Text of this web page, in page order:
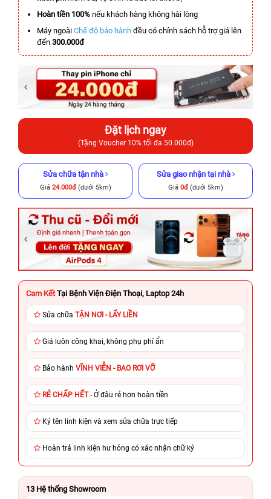
Hoàn tiền 100% nếu khách hàng không hài lòng
Máy ngoài Chế độ bảo hành đều có chính sách hỗ trợ giá lên
đến 300.000đ
Đặt lịch ngay
(Tặng Voucher 10% tối đa 50.000đ)
Sửa chữa tận nhà
Giá 24.000đ(dưới 5km)
Sửa giao nhận tại nhà
Giá 0đ (dưới 5km)
Cam Kết Tại Bệnh Viện Điện Thoại, Laptop 24h
Sửa chữa TẬN NƠI - LẤY LIỀN
Giá luôn công khai, không phụ phí ẩn
Bảo hành VĨNH VIỄN - BAO RƠI VỠ
RẺ CHẤP HẾT- Ở đâu rẻ hơn hoàn tiền
Ký tên linh kiện và xem sửa chữa trực tiếp
Hoàn trả linh kiện hư hỏng có xác nhận chữ ký
13 Hệ thống Showroom